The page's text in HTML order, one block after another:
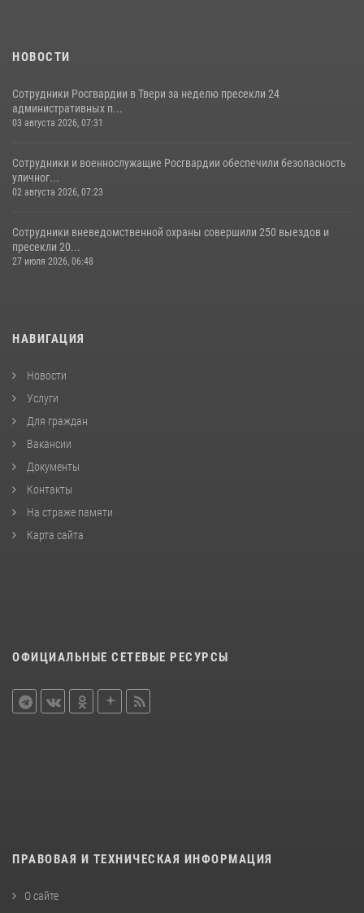
НОВОСТИ
Сотрудники Росгвардии в Твери за неделю пресекли 24
административных п...
03 августа 2026, 07:31
Сотрудники и военнослужащие Росгвардии обеспечили безопасность
уличног...
02 августа 2026, 07:23
Сотрудники вневедомственной охраны совершили 250 выездов и
пресекли 20...
27 июля 2026, 06:48
НАВИГАЦИЯ
Новости
Услуги
Для граждан
Вакансии
Документы
Контакты
На страже памяти
Карта сайта
ОФИЦИАЛЬНЫЕ СЕТЕВЫЕ РЕСУРСЫ
ПРАВОВАЯ И ТЕХНИЧЕСКАЯ ИНФОРМАЦИЯ
О сайте